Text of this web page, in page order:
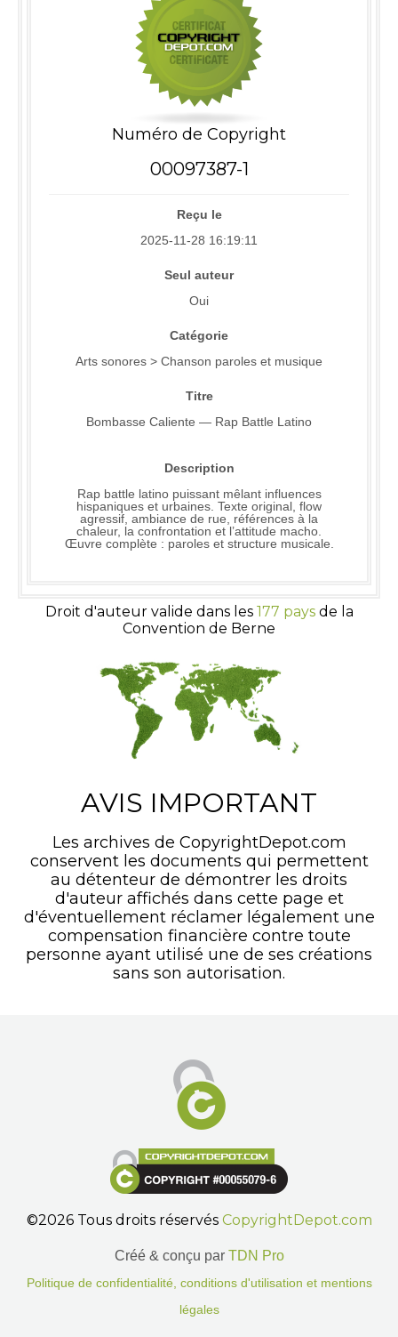
Numéro de Copyright
00097387-1
Reçu le
2025-11-28 16:19:11
Seul auteur
Oui
Catégorie
Arts sonores > Chanson paroles et musique
Titre
Bombasse Caliente — Rap Battle Latino
Description
Rap battle latino puissant mêlant influences
hispaniques et urbaines. Texte original, flow
agressif, ambiance de rue, références à la
chaleur, la confrontation et l’attitude macho.
Œuvre complète : paroles et structure musicale.
Droit d'auteur valide dans les 177 paysde la
Convention de Berne
AVIS IMPORTANT
Les archives de CopyrightDepot.com
conservent les documents qui permettent
au détenteur de démontrer les droits
d'auteur affichés dans cette page et
d'éventuellement réclamer légalement une
compensation financière contre toute
personne ayant utilisé une de ses créations
sans son autorisation.
©2026 Tous droits réservés CopyrightDepot.com
Créé & conçu par TDN Pro
Politique de confidentialité, conditions d'utilisation et mentions
légales